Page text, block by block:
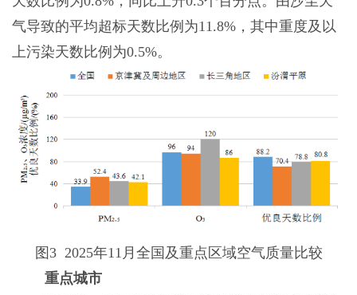
气导致的平均超标天数比例为11.8%，其中重度及以
上污染天数比例为0.5%。
图3 2025年11月全国及重点区域空气质量比较
重点城市